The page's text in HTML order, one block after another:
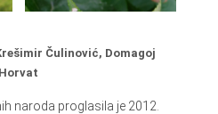
Čulinović, Domagoj
Horvat
naroda proglasila je 2012.